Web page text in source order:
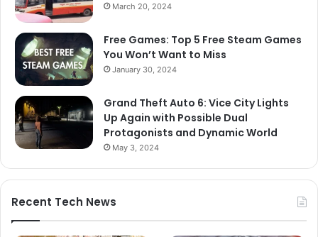
March 20, 2024
Free Games: Top 5 Free Steam Games
You Won’t Want to Miss
January 30, 2024
Grand Theft Auto 6: Vice City Lights
Up Again with Possible Dual
Protagonists and Dynamic World
May 3, 2024
Recent Tech News